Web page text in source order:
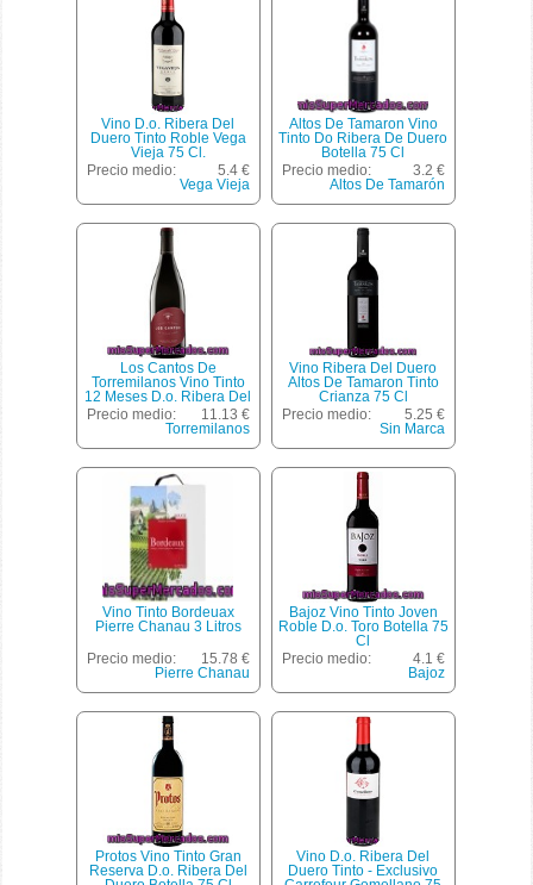
Vino D.o. Ribera Del
Duero Tinto Roble Vega
Vieja 75 Cl.
Precio medio:
5.4 €
Vega Vieja
Altos De Tamaron Vino
Tinto Do Ribera De Duero
Botella 75 Cl
Precio medio:
3.2 €
Altos De Tamarón
Los Cantos De
Torremilanos Vino Tinto
12 Meses D.o. Ribera Del
Duero Botella 75 Cl
Precio medio:
11.13 €
Torremilanos
Vino Ribera Del Duero
Altos De Tamaron Tinto
Crianza 75 Cl
Precio medio:
5.25 €
Sin Marca
Vino Tinto Bordeuax
Pierre Chanau 3 Litros
Precio medio:
15.78 €
Pierre Chanau
Bajoz Vino Tinto Joven
Roble D.o. Toro Botella 75
Cl
Precio medio:
4.1 €
Bajoz
Protos Vino Tinto Gran
Reserva D.o. Ribera Del
Vino D.o. Ribera Del
Duero Tinto - Exclusivo